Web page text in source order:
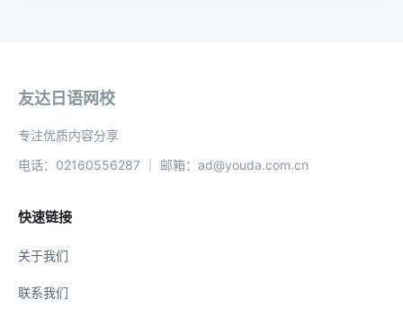
友达日语网校
专注优质内容分享
电话：02160556287 ｜ 邮箱：ad@youda.com.cn
快速链接
关于我们
联系我们